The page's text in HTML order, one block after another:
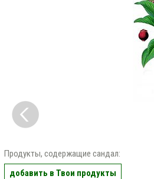
Продукты, содержащие сандал:
добавить в Твои продукты